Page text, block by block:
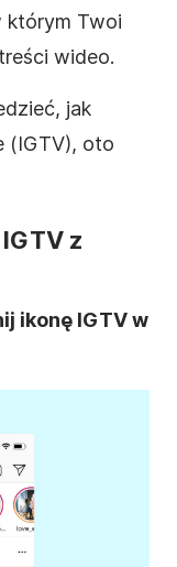
którym Twoi
wideo.
jak
(IGTV), oto
z
ikonę IGTV w